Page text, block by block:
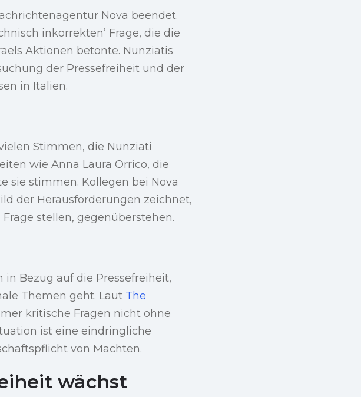
Nova beendet.
inkorrekten’ Frage, die die
Aktionen betonte. Nunziatis
der Pressefreiheit und der
in Italien.
Stimmen, die Nunziati
wie Anna Laura Orrico, die
sie stimmen. Kollegen bei Nova
der Herausforderungen zeichnet,
stellen, gegenüberstehen.
Bezug auf die Pressefreiheit,
Themen geht. Laut The
kritische Fragen nicht ohne
ist eine eindringliche
von Mächten.
wächst